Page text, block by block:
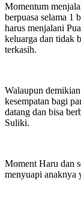
Momentum
berpuasa selama 1
harus menjalani
keluarga dan tidak
terkasih.
Walaupun
kesempatan bagi
datang dan bisa
Suliki.
Moment Haru dan
menyuapi anaknya